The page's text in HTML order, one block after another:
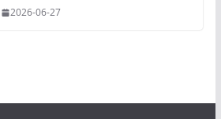
2026-06-27